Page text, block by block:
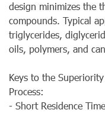
design minimizes the
compounds. Typical
triglycerides,
oils, polymers, and
Keys to the
Process:
- Short Residence